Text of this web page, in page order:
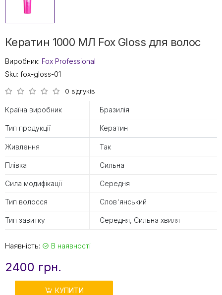
Кератин 1000 МЛ Fox Gloss для волос
Виробник: Fox Professional
Sku: fox-gloss-01
0 відгуків
Країна виробник Бразилія
Тип продукції Кератин
Живлення Так
Плівка Сильна
Сила модифікації Середня
Тип волосся Слов'янський
Тип завитку Середня, Сильна хвиля
Наявність: В наявності
2400 грн.
КУПИТИ